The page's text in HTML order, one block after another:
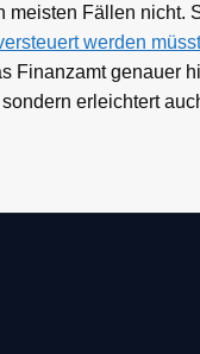
Fällen nicht.
werden
Finanzamt genauer
erleichtert